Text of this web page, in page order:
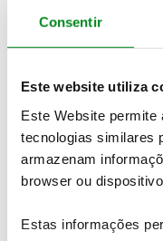
Consentir
Este website utiliza
Este Website permite
tecnologias similares
armazenam
browser ou
Estas informações
motorização elétrica,
elétrica e a
fazem do ID.7 Tourer
viagens longas.
Já o seu raio de
pequena do que de